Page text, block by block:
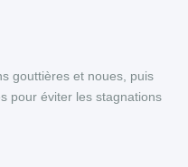
gouttières et noues, puis
pour éviter les stagnations